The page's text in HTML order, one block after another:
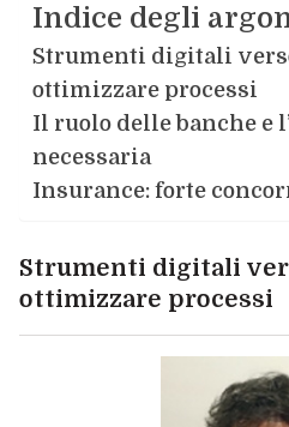
Indice degli
Strumenti digitali
ottimizzare processi
Il ruolo delle banche e
necessaria
Insurance: forte
Strumenti digitali
ottimizzare processi